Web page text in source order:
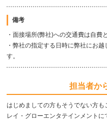
備考
・面接場所(弊社)への交通費は自費
・弊社の指定する日時に弊社にお
す。
担当者か
はじめましての方もそうでない方も
レイ・グローエンタテインメントに